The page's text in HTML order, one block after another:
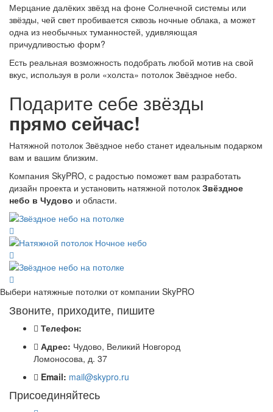
Мерцание далёких звёзд на фоне Солнечной системы или
звёзды, чей свет пробивается сквозь ночные облака, а может
одна из необычных туманностей, удивляющая
причудливостью форм?
Есть реальная возможность подобрать любой мотив на свой
вкус, используя в роли «холста» потолок Звёздное небо.
Подарите себе звёзды
прямо сейчас!
Натяжной потолок Звёздное небо станет идеальным подарком
вам и вашим близким.
Компания SkyPRO, с радостью поможет вам разработать
дизайн проекта и установить натяжной потолок Звёздное
небо в Чудово и области.
Выбери натяжные потолки от компании SkyPRO
Звоните, приходите, пишите
Телефон:
Адрес: Чудово, Великий Новгород
Ломоносова, д. 37
Email: mail@skypro.ru
Присоединяйтесь